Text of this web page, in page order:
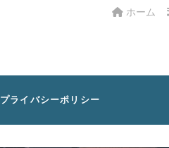
ホーム
プライバシーポリシー